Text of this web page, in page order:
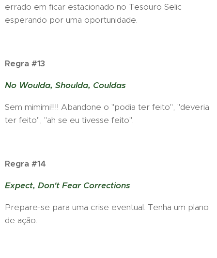
errado em ficar estacionado no Tesouro Selic
esperando por uma oportunidade.
Regra #13
No Woulda, Shoulda, Couldas
Sem mimimi!!!! Abandone o "podia ter feito", "deveria
ter feito", "ah se eu tivesse feito".
Regra #14
Expect, Don't Fear Corrections
Prepare-se para uma crise eventual. Tenha um plano
de ação.